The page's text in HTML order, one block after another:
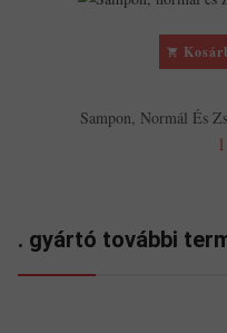
Sampon, Normál És
. gyártó további